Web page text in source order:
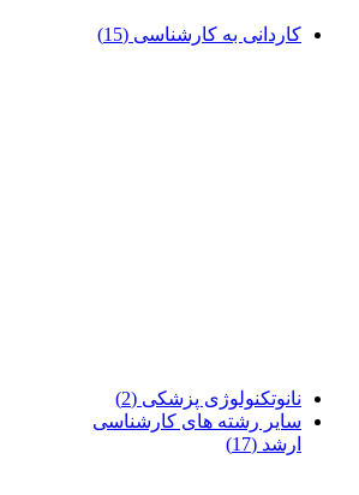
کاردانی به کارشناسی (15)
نانوتکنولوژی پزشکی (2)
سایر رشته های کارشناسی
ارشد (17)